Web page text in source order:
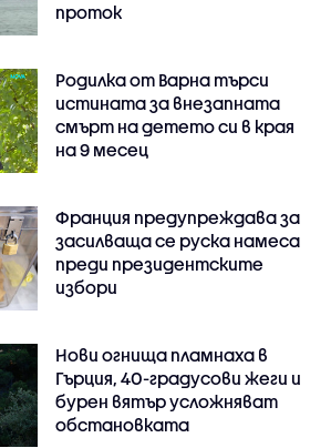
проток
Родилка от Варна търси
истината за внезапната
смърт на детето си в края
на 9 месец
Франция предупреждава за
засилваща се руска намеса
преди президентските
избори
Нови огнища пламнаха в
Гърция, 40-градусови жеги и
бурен вятър усложняват
обстановката